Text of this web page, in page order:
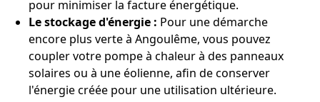
pour minimiser la facture énergétique.
Le stockage d'énergie : Pour une démarche
encore plus verte à Angoulême, vous pouvez
coupler votre pompe à chaleur à des panneaux
solaires ou à une éolienne, afin de conserver
l'énergie créée pour une utilisation ultérieure.